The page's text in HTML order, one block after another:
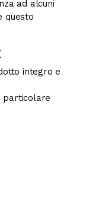
ad alcuni
questo
integro e
particolare